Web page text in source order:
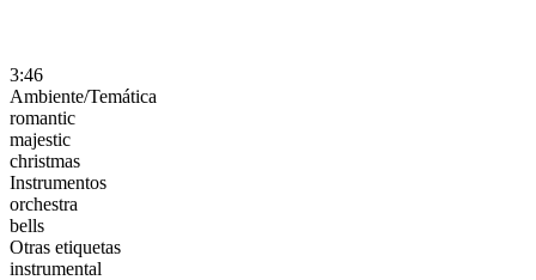
3:46
Ambiente/Temática
romantic
majestic
christmas
Instrumentos
orchestra
bells
Otras etiquetas
instrumental